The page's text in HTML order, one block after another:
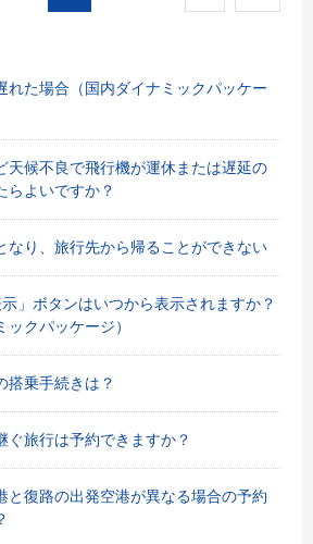
れた場合（国内ダイナミックパッケー
天候不良で飛行機が運休または遅延の
らよいですか？
なり、旅行先から帰ることができない
示」ボタンはいつから表示されますか？
ックパッケージ）
搭乗手続きは？
ぐ旅行は予約できますか？
と復路の出発空港が異なる場合の予約